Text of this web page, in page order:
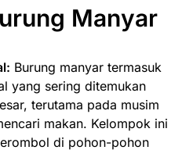
Manyar
Burung manyar termasuk
yang sering ditemukan
terutama pada musim
makan. Kelompok ini
di pohon-pohon